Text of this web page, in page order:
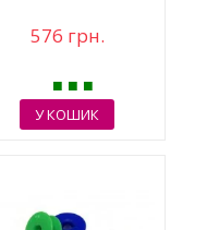
мм)
576 грн.
У КОШИК